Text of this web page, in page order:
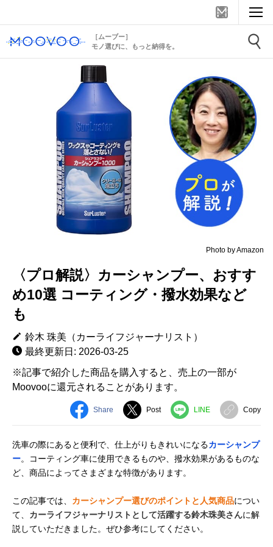
［ムーブー］
モノ選びに、もっと納得を。
Photo by Amazon
〈プロ解説〉カーシャンプー、おすす
め10選 コーティング・撥水効果など
も
鈴木 珠美（カーライフジャーナリスト）
最終更新日: 2026-03-25
※記事で紹介した商品を購入すると、売上の一部が
Moovooに還元されることがあります。
Share Post LINE Copy
洗車の際にあると便利で、仕上がりもきれいになるカーシャンプ
ー。コーティング車に使用できるものや、撥水効果があるものな
ど、商品によってさまざまな特徴があります。
この記事では、 カーシャンプー選びのポイントと人気商品につい
て、 カーライフジャーナリストとして活躍する鈴木珠美さんに解
説していただきました。ぜひ参考にしてください。